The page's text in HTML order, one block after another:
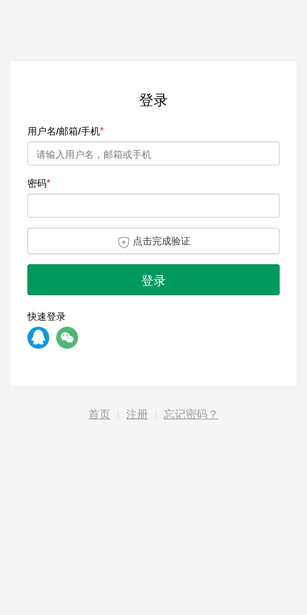
登录
用户名/邮箱/手机
密码
点击完成验证
登录
快速登录
首页 注册 忘记密码？